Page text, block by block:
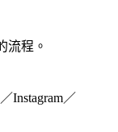
流程。
Instagram／